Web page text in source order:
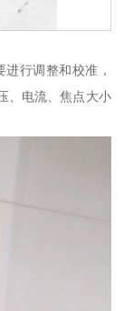
行调整和校准，
、电流、焦点大小